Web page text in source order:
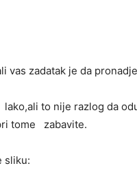
vas zadatak je da
to nije razlog da
tome zabavite.
sliku: